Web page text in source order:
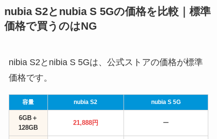
nubia S2とnubia S 5Gの価格を比較｜標準
価格で買うのはNG
nibia S2とnibia S 5Gは、公式ストアの価格が標準
価格です。
容量 nubia S2 nubia S 5G
6GB＋
128GB
21,888円 ー